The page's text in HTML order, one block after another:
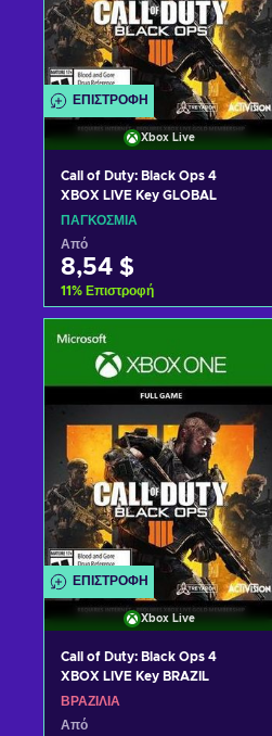
ΕΠΙΣΤΡΟΦΉ
Xbox Live
Call of Duty: Black Ops 4
XBOX LIVE Key GLOBAL
ΠΑΓΚΌΣΜΙΑ
Από
8,54 $
11% Επιστροφή
Προσθήκη στο καλάθι
Δείτε προσφορές
ΕΠΙΣΤΡΟΦΉ
Xbox Live
Call of Duty: Black Ops 4
XBOX LIVE Key BRAZIL
ΒΡΑΖΙΛΊΑ
Από